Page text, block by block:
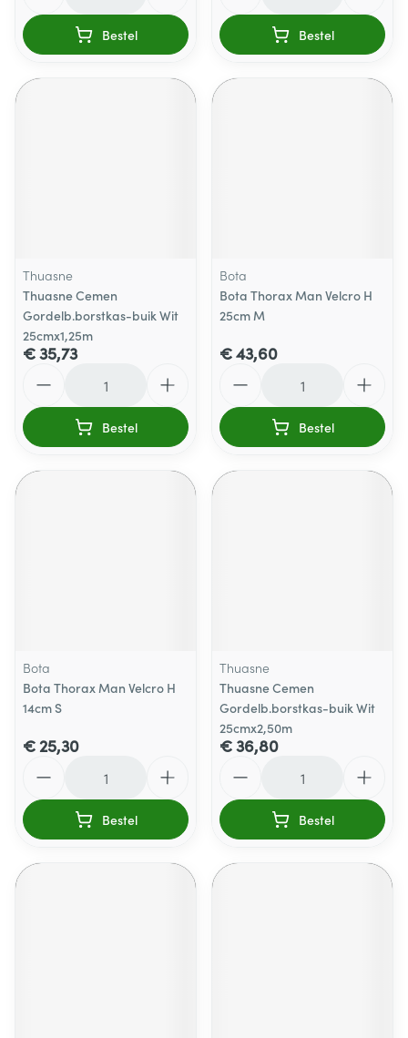
Bestel Bestel
Thuasne
Thuasne Cemen
Gordelb.borstkas-buik Wit
25cmx1,25m
€ 35,73
Bestel
Bota
Bota Thorax Man Velcro H
25cm M
€ 43,60
Bestel
Bota
Bota Thorax Man Velcro H
14cm S
€ 25,30
Bestel
Thuasne
Thuasne Cemen
Gordelb.borstkas-buik Wit
25cmx2,50m
€ 36,80
Bestel